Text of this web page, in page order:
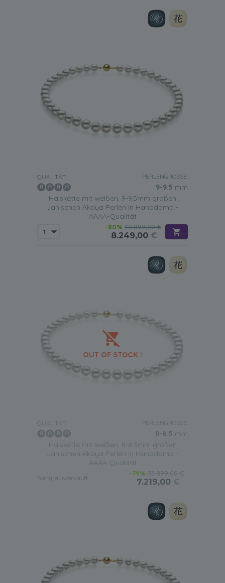
QUALITÄT: PERLENGRÖSSE:
9-9.5 mm
Halskette mit weißen, 9-9.5mm großen
Janischen Akoya Perlen in Hanadama -
AAAA-Qualität
-80% 40.899,00 €
8.249,00 €
QUALITÄT: PERLENGRÖSSE:
8-8.5 mm
Halskette mit weißen, 8-8.5mm großen
Janischen Akoya Perlen in Hanadama -
AAAA-Qualität
Sorry, ausverkauft
-79% 33.899,00 €
7.219,00 €